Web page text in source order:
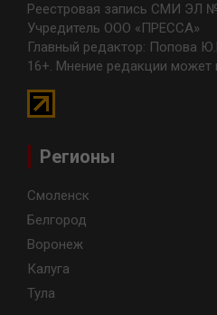
Реестровая запись СМИ ЭЛ
Учредитель ООО «ПРЕССА»
Главный редактор: Попова
16+. Мнение редакции может
Регионы
Смоленск
Белгород
Воронеж
Калуга
Тула